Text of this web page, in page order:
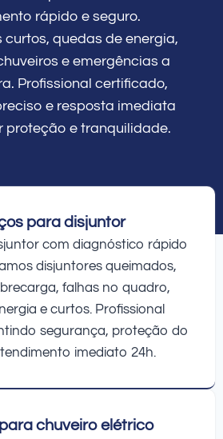
rápido e seguro.
curtos, quedas de energia,
e emergências a
Profissional certificado,
e resposta imediata
proteção e tranquilidade.
para disjuntor
com diagnóstico rápido
disjuntores queimados,
falhas no quadro,
e curtos. Profissional
segurança, proteção do
imediato 24h.
chuveiro elétrico